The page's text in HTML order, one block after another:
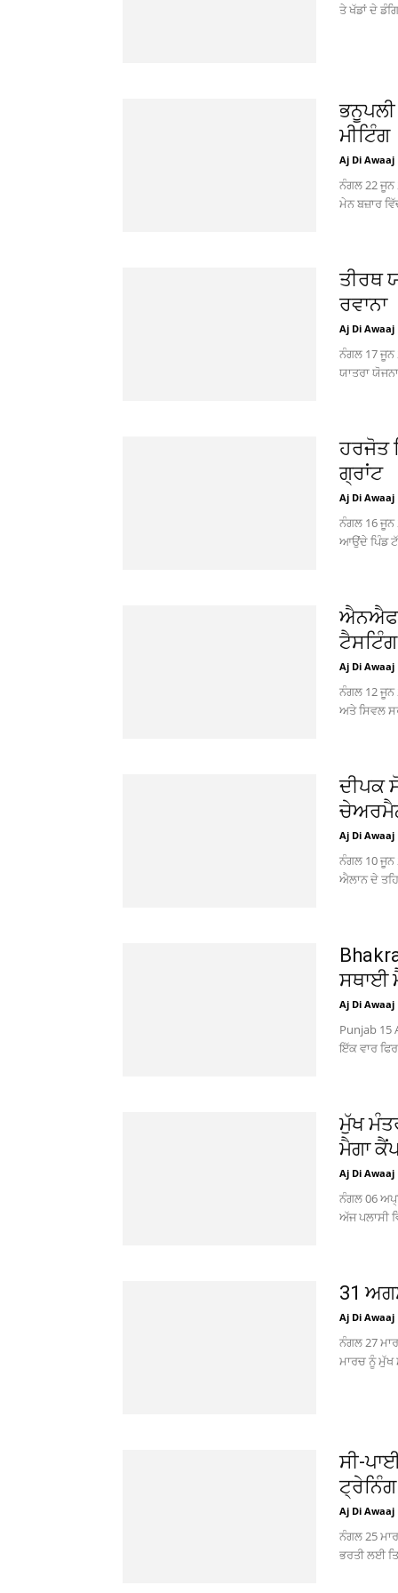
ਤੇ ਖੱਡਾਂ ਦੇ
ਮੀਟਿੰਗ
Aj Di Awaaj
ਨੰਗਲ 22 ਜੂਨ
ਮੇਨ ਬਜ਼ਾਰ
ਤੀਰਥ
ਰਵਾਨਾ
Aj Di Awaaj
ਨੰਗਲ 17 ਜੂਨ
ਯਾਤਰਾ
ਹਰਜੋਤ
ਗ੍ਰਾਂਟ
Aj Di Awaaj
ਨੰਗਲ 16 ਜੂਨ
ਆਉਂਦੇ ਪਿੰਡ
Aj Di Awaaj
ਨੰਗਲ 12 ਜੂਨ
ਅਤੇ ਸਿਵਲ
ਦੀਪਕ
Aj Di Awaaj
ਨੰਗਲ 10 ਜੂਨ
ਐਲਾਨ ਦੇ
ਸਥਾਈ
Aj Di Awaaj
Punjab 15
ਇੱਕ ਵਾਰ
ਮੁੱਖ
ਮੈਗਾ
Aj Di Awaaj
ਨੰਗਲ 06
ਅੱਜ ਪਲਾਸੀ
31
Aj Di Awaaj
ਨੰਗਲ 27
ਮਾਰਚ ਨੂੰ ਮੁੱਖ
ਸੀ-
ਟ੍ਰੇਨਿੰਗ
Aj Di Awaaj
ਨੰਗਲ 25
ਭਰਤੀ ਲਈ